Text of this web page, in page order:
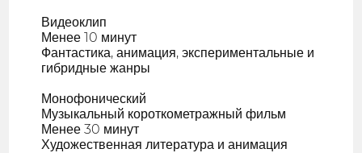
Видеоклип
Менее 10 минут
Фантастика, анимация, экспериментальные и
гибридные жанры
Монофонический
Музыкальный короткометражный фильм
Менее 30 минут
Художественная литература и анимация